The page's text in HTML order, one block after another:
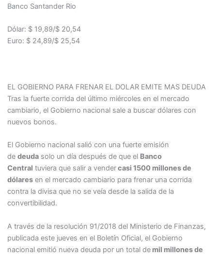
Banco Santander Rio
Dólar: $ 19,89/$ 20,54
Euro: $ 24,89/$ 25,54
EL GOBIERNO PARA FRENAR EL DOLAR EMITE MAS DEUDA
Tras la fuerte corrida del último miércoles en el mercado
cambiario, el Gobierno nacional sale a buscar dólares con
nuevos bonos.
El Gobierno nacional salió con una fuerte emisión
de deudasolo un día después de que el Banco
Central tuviera que salir a vendercasi 1500 millones de
dólaresen el mercado cambiario para frenar una corrida
contra la divisa que no se veía desde la salida de la
convertibilidad.
A través de la resolución 91/2018 del Ministerio de Finanzas,
publicada este jueves en el Boletín Oficial, el Gobierno
nacional emitió nueva deuda por un total demil millones de